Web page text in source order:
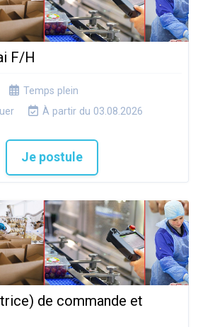
F/H
Temps plein
À partir du 03.08.2026
Je postule
de commande et